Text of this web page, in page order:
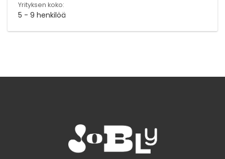
Yrityksen koko:
5 - 9 henkilöä